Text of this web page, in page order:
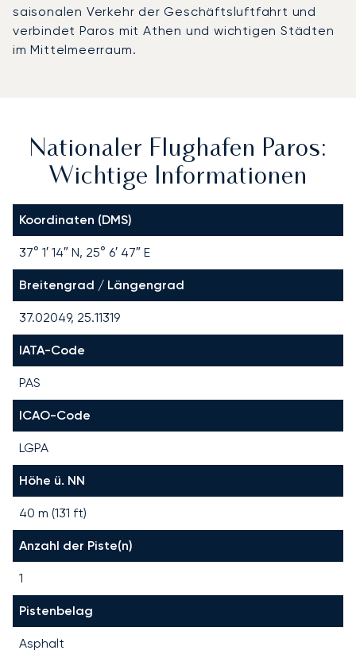
saisonalen Verkehr der Geschäftsluftfahrt und
verbindet Paros mit Athen und wichtigen Städten
im Mittelmeerraum.
Nationaler Flughafen Paros:
Wichtige Informationen
Koordinaten (DMS)
37° 1′ 14″ N, 25° 6′ 47″ E
Breitengrad / Längengrad
37.02049, 25.11319
IATA-Code
PAS
ICAO-Code
LGPA
Höhe ü. NN
40 m (131 ft)
Anzahl der Piste(n)
1
Pistenbelag
Asphalt